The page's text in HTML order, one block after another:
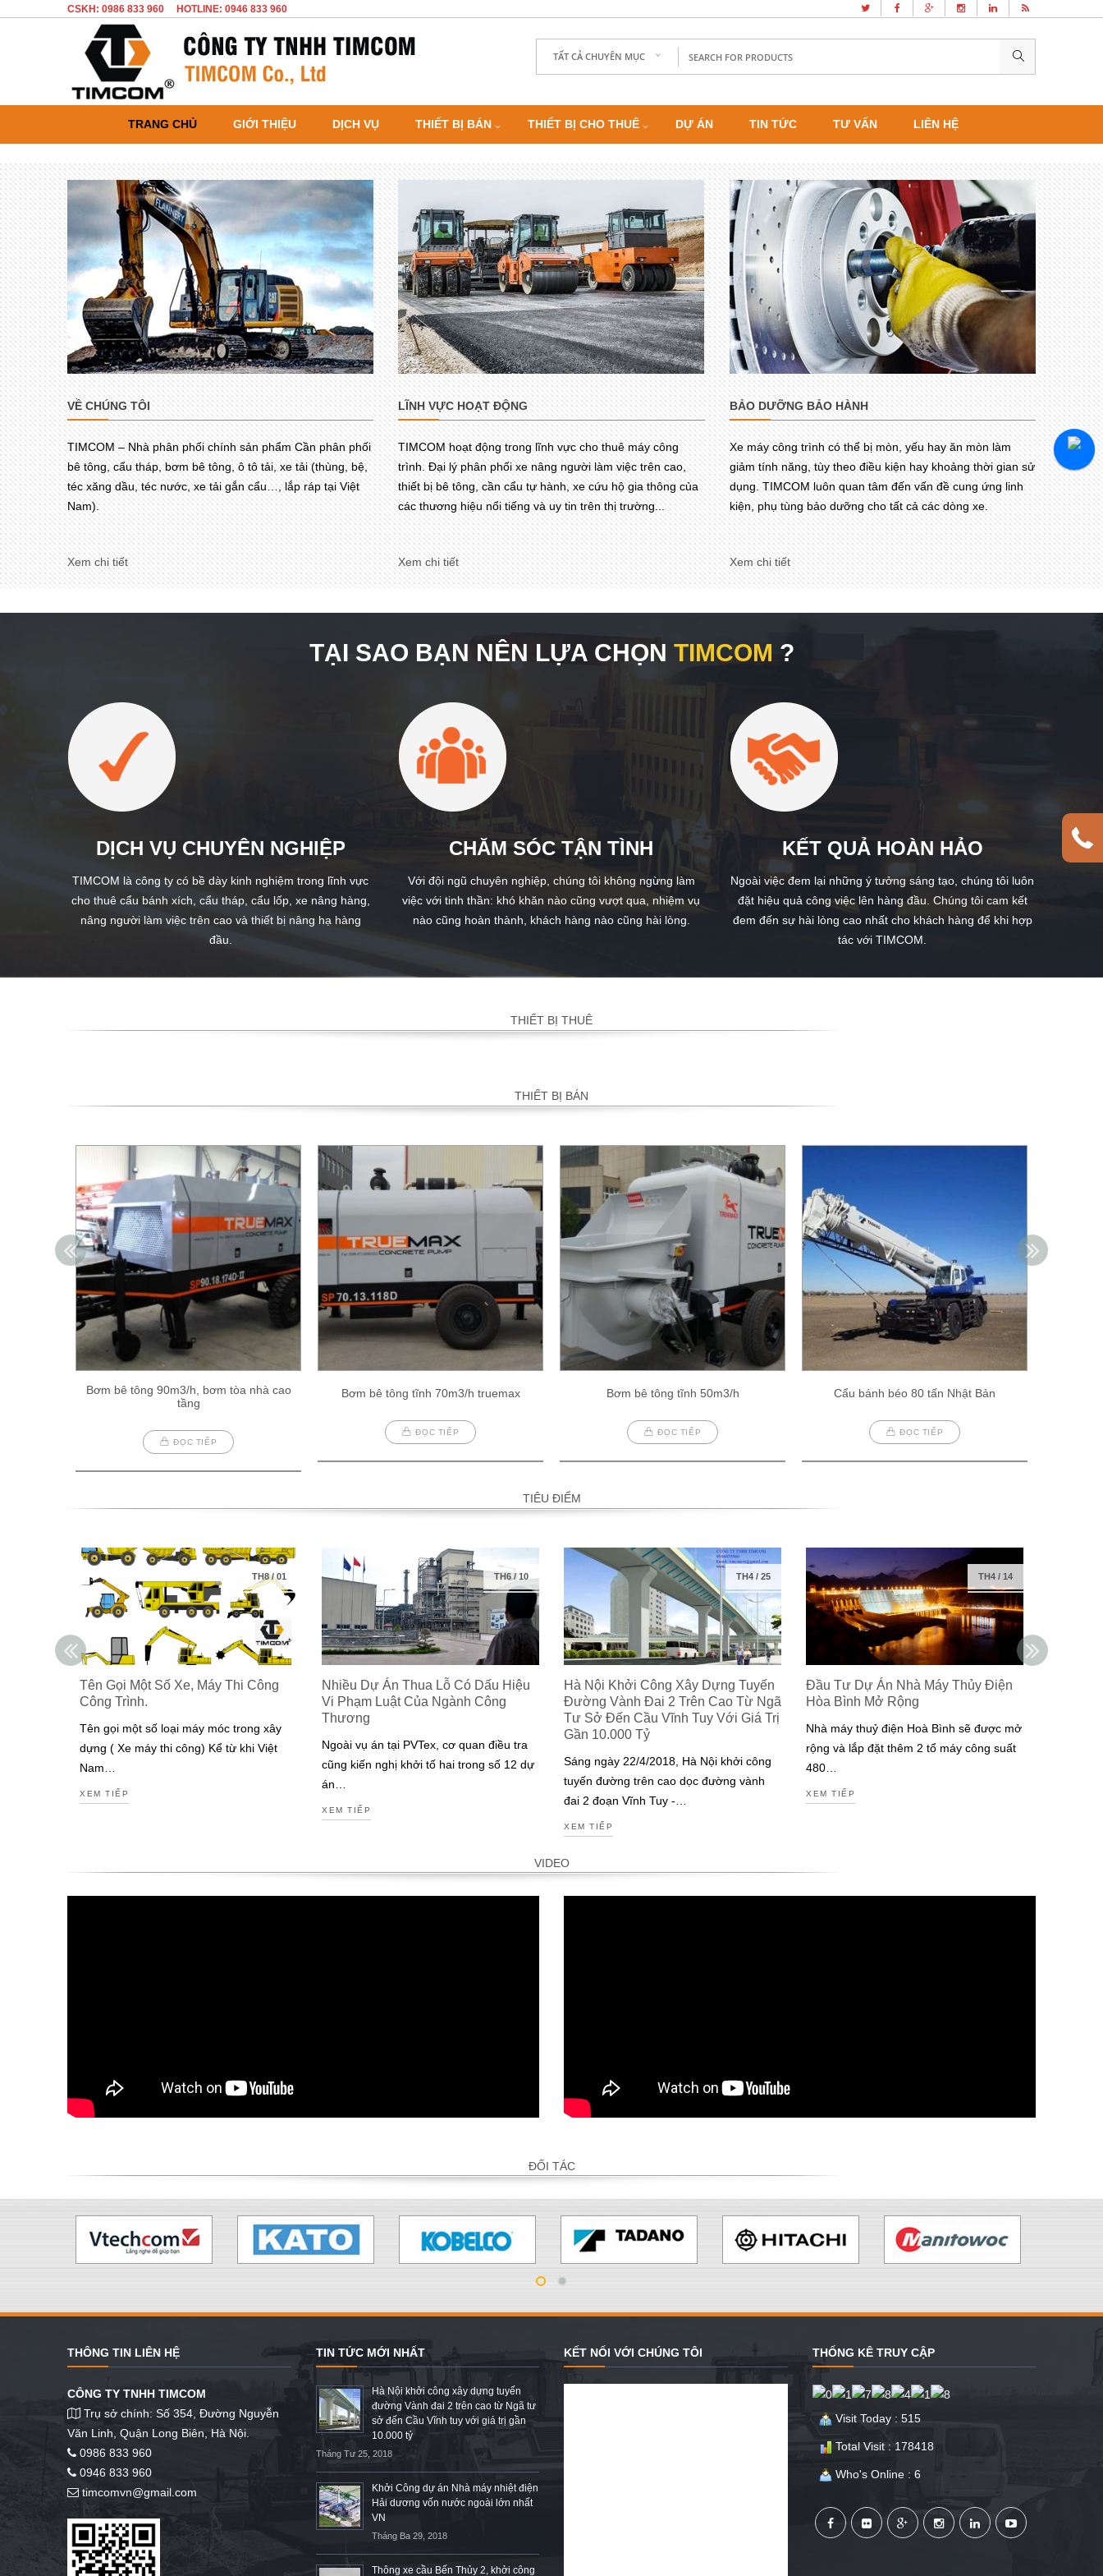
CSKH: 0986 833 960 HOTLINE: 0946 833 960
TẤT CẢ CHUYÊN MỤC
TRANG CHỦ GIỚI THIỆU DỊCH VỤ THIẾT BỊ BÁN THIẾT BỊ CHO THUÊ DỰ ÁN TIN TỨC TƯ VẤN LIÊN HỆ
VỀ CHÚNG TÔI
TIMCOM – Nhà phân phối chính sản phẩm Cần phân phối
bê tông, cẩu tháp, bơm bê tông, ô tô tải, xe tải (thùng, bệ,
téc xăng dầu, téc nước, xe tải gắn cẩu…, lắp ráp tại Việt
Nam).
Xem chi tiết
LĨNH VỰC HOẠT ĐỘNG
TIMCOM hoạt động trong lĩnh vực cho thuê máy công
trình. Đại lý phân phối xe nâng người làm việc trên cao,
thiết bị bê tông, cần cẩu tự hành, xe cứu hộ gia thông của
các thương hiệu nổi tiếng và uy tin trên thị trường...
Xem chi tiết
BẢO DƯỠNG BẢO HÀNH
Xe máy công trình có thể bị mòn, yếu hay ăn mòn làm
giảm tính năng, tùy theo điều kiện hay khoảng thời gian sử
dụng. TIMCOM luôn quan tâm đến vấn đề cung ứng linh
kiện, phụ tùng bảo dưỡng cho tất cả các dòng xe.
Xem chi tiết
TẠI SAO BẠN NÊN LỰA CHỌN TIMCOM ?
DỊCH VỤ CHUYÊN NGHIỆP
TIMCOM là công ty có bề dày kinh nghiệm trong lĩnh vực
cho thuê cẩu bánh xích, cẩu tháp, cẩu lốp, xe nâng hàng,
nâng người làm việc trên cao và thiết bị nâng hạ hàng
đầu.
CHĂM SÓC TẬN TÌNH
Với đội ngũ chuyên nghiệp, chúng tôi không ngừng làm
việc với tinh thần: khó khăn nào cũng vượt qua, nhiệm vụ
nào cũng hoàn thành, khách hàng nào cũng hài lòng.
KẾT QUẢ HOÀN HẢO
Ngoài việc đem lại những ý tưởng sáng tạo, chúng tôi luôn
đặt hiệu quả công việc lên hàng đầu. Chúng tôi cam kết
đem đến sự hài lòng cao nhất cho khách hàng để khi hợp
tác với TIMCOM.
THIẾT BỊ THUÊ
THIẾT BỊ BÁN
Bơm bê tông 90m3/h, bơm tòa nhà cao
tầng
ĐỌC TIẾP
Bơm bê tông tĩnh 70m3/h truemax
ĐỌC TIẾP
Bơm bê tông tĩnh 50m3/h
ĐỌC TIẾP
Cẩu bánh béo 80 tấn Nhật Bản
ĐỌC TIẾP
TIÊU ĐIỂM
TH8/01
Tên Gọi Một Số Xe, Máy Thi Công
Công Trình.
Tên gọi một số loại máy móc trong xây
dựng ( Xe máy thi công) Kể từ khi Việt
Nam…
XEM TIẾP
TH6/10
Nhiều Dự Án Thua Lỗ Có Dấu Hiệu
Vi Phạm Luật Của Ngành Công
Thương
Ngoài vụ án tại PVTex, cơ quan điều tra
cũng kiến nghị khởi tố hai trong số 12 dự
án…
XEM TIẾP
TH4 / 25
Hà Nội Khởi Công Xây Dựng Tuyến
Đường Vành Đai 2 Trên Cao Từ Ngã
Tư Sở Đến Cầu Vĩnh Tuy Với Giá Trị
Gần 10.000 Tỷ
Sáng ngày 22/4/2018, Hà Nội khởi công
tuyến đường trên cao dọc đường vành
đai 2 đoạn Vĩnh Tuy -…
XEM TIẾP
TH4 / 14
Đầu Tư Dự Án Nhà Máy Thủy Điện
Hòa Bình Mở Rộng
Nhà máy thuỷ điện Hoà Bình sẽ được mở
rộng và lắp đặt thêm 2 tổ máy công suất
480…
XEM TIẾP
VIDEO
ĐỐI TÁC
THÔNG TIN LIÊN HỆ
CÔNG TY TNHH TIMCOM
Trụ sở chính: Số 354, Đường Nguyễn
Văn Linh, Quận Long Biên, Hà Nội.
0986 833 960
0946 833 960
timcomvn@gmail.com
TIN TỨC MỚI NHẤT
Hà Nội khởi công xây dựng tuyến
đường Vành đai 2 trên cao từ Ngã tư
sở đến Cầu Vĩnh tuy với giá trị gần
10.000 tỷ
Tháng Tư 25, 2018
Khởi Công dự án Nhà máy nhiệt điện
Hải dương vốn nước ngoài lớn nhất
VN
Tháng Ba 29, 2018
Thông xe cầu Bến Thủy 2, khởi công
KẾT NỐI VỚI CHÚNG TÔI THỐNG KÊ TRUY CẬP
Visit Today : 515
Total Visit : 178418
Who's Online : 6